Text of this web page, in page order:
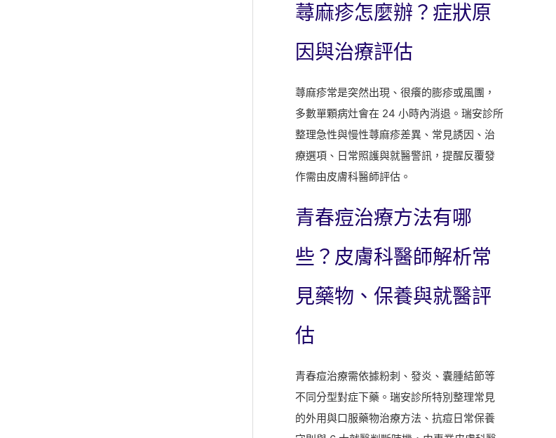
蕁麻疹怎麼辦？症狀原
因與治療評估
蕁麻疹常是突然出現、很癢的膨疹或風團，
多數單顆病灶會在 24 小時內消退。瑞安診所
整理急性與慢性蕁麻疹差異、常見誘因、治
療選項、日常照護與就醫警訊，提醒反覆發
作需由皮膚科醫師評估。
青春痘治療方法有哪
些？皮膚科醫師解析常
見藥物、保養與就醫評
估
青春痘治療需依據粉刺、發炎、囊腫結節等
不同分型對症下藥。瑞安診所特別整理常見
的外用與口服藥物治療方法、抗痘日常保養